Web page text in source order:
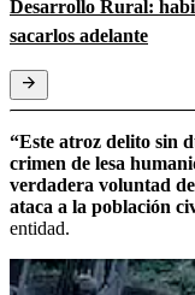
Desarrollo Rural:
sacarlos adelante
“Este atroz delito sin
crimen de lesa
verdadera voluntad
ataca a la población
entidad.